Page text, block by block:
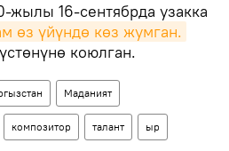
жылы 16-сентябрда узакка
өз үйүндө көз жумган.
коюлган.
Маданият
композитор талант ыр